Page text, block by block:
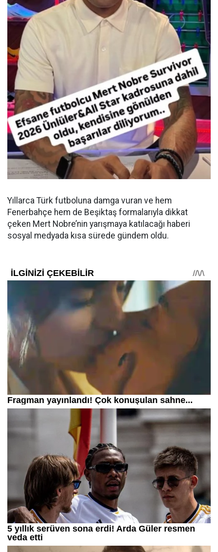
Yıllarca Türk futboluna damga vuran ve hem
Fenerbahçe hem de Beşiktaş formalarıyla dikkat
çeken Mert Nobre’nin yarışmaya katılacağı haberi
sosyal medyada kısa sürede gündem oldu.